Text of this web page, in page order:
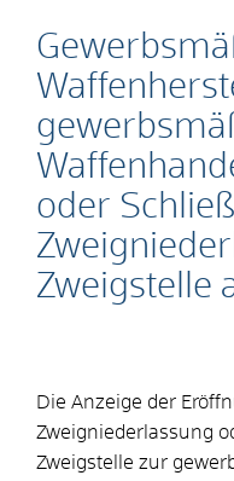
oder
Zweigstelle
Die Anzeige der
Zweigniederlassung
Zweigstelle zur